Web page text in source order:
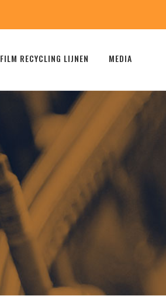
FILM RECYCLING LIJNEN MEDIA